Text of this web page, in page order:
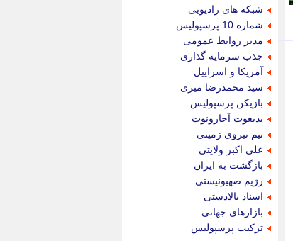
شبکه های رادیویی
شماره 10 پرسپولیس
مدیر روابط عمومی
جذب سرمایه گذاری
آمریکا و اسراییل
سید محمدرضا میری
بازیکن پرسپولیس
یدیعوت آحارونوت
تیم نیروی زمینی
علی اکبر ولایتی
بازگشت به ایران
رژیم صهیونیستی
اسناد بالادستی
بازارهای جهانی
ترکیب پرسپولیس